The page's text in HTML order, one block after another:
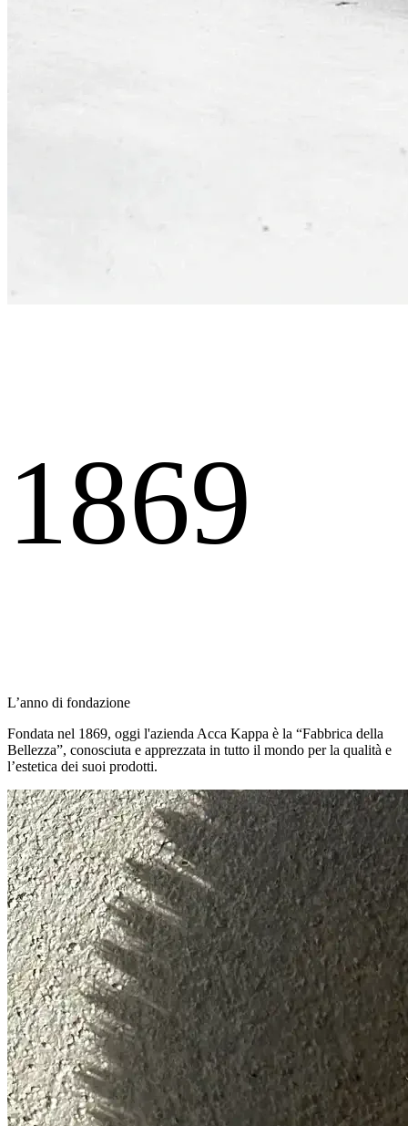
1869
L’anno di fondazione
Fondata nel 1869, oggi l'azienda Acca Kappa è la “Fabbrica della
Bellezza”, conosciuta e apprezzata in tutto il mondo per la qualità e
l’estetica dei suoi prodotti.